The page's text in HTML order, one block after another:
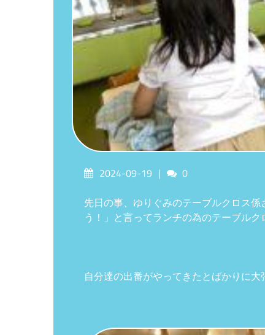
Posted2024-09-19 Comments
0
先日の事、ゆりぐみのテーブルクロス
う！」と言ってランチの為のテーブル
自分達の出番がやってきたとばかりに大